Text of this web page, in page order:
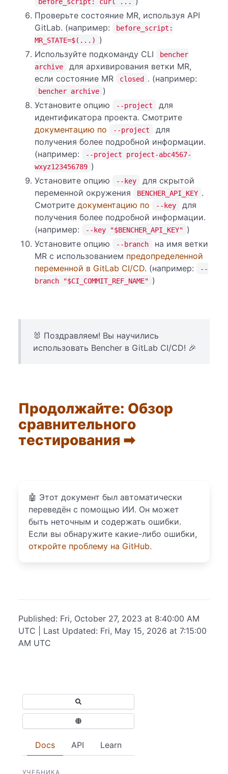
Docs API Learn
УЧЕБНИКА
Проверьте состояние MR, используя API
GitLab. (например:
before_script:
MR_STATE=$(...)
)
Используйте подкоманду CLI
bencher
archive
для архивирования ветки MR,
если состояние MR
closed . (например:
bencher archive )
Установите опцию
--project
для
идентификатора проекта. Смотрите
документацию по
--project
для
получения более подробной информации.
(например:
--project project-abc4567-
wxyz123456789 )
Установите опцию
--key
для скрытой
переменной окружения
BENCHER_API_KEY .
Смотрите документацию по --key
для
получения более подробной информации.
(например:
--key "$BENCHER_API_KEY" )
Установите опцию
--branch
на имя ветки
MR с использованием предопределенной
переменной в GitLab CI/CD. (например:
--
branch "$CI_COMMIT_REF_NAME" )
🐰 Поздравляем! Вы научились
использовать Bencher в GitLab CI/CD! 🎉
Продолжайте: Обзор
сравнительного
тестирования ➡
🤖 Этот документ был автоматически
переведён с помощью ИИ. Он может
быть неточным и содержать ошибки.
Если вы обнаружите какие-либо ошибки,
откройте проблему на GitHub.
Published: Fri, October 27, 2023 at 8:40:00 AM
UTC | Last Updated: Fri, May 15, 2026 at 7:15:00
AM UTC